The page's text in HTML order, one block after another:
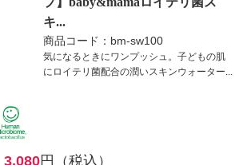
キ...
商品コード：bm-sw100
気になるときにワンプッシュ。子どもの肌
にロイテリ菌配合の潤いスキンウォーター...
3,080円（税込）